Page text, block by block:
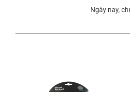
Ngày nay,